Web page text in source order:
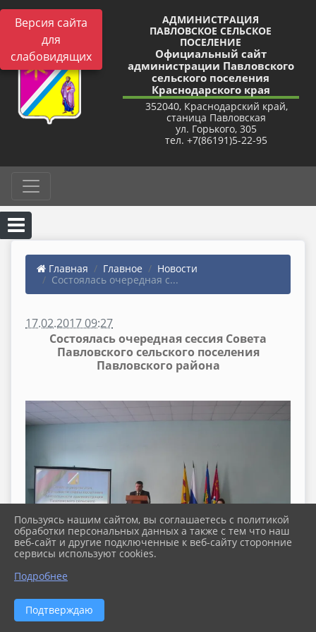
Версия сайта
для
слабовидящих
АДМИНИСТРАЦИЯ
ПАВЛОВСКОЕ СЕЛЬСКОЕ
ПОСЕЛЕНИЕ
Официальный сайт
администрации Павловского
сельского поселения
Краснодарского края
352040, Краснодарский край,
станица Павловская
ул. Горького, 305
тел. +7(86191)5-22-95
Главная Главное
Новости
Состоялась очередная с...
17.02.2017 09:27
Состоялась очередная сессия Совета
Павловского сельского поселения
Павловского района
Пользуясь нашим сайтом, вы соглашаетесь с политикой
обработки персональных данных а также с тем что наш
веб-сайт и другие подключенные к веб-сайту сторонние
сервисы используют cookies.
Подробнее
Подтверждаю